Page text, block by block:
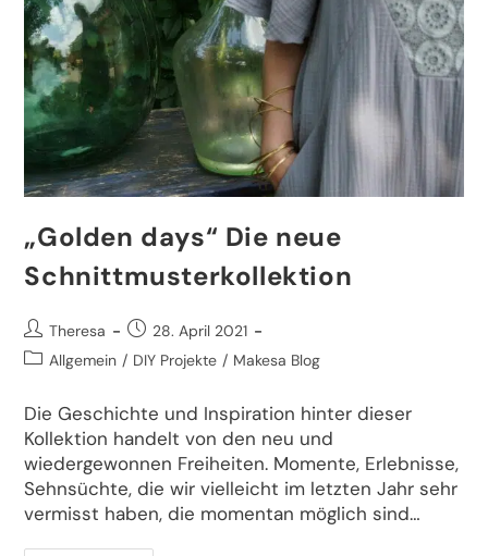
„Golden days“ Die neue
Schnittmusterkollektion
Theresa
28. April 2021
Allgemein / DIY Projekte / Makesa Blog
Die Geschichte und Inspiration hinter dieser
Kollektion handelt von den neu und
wiedergewonnen Freiheiten. Momente, Erlebnisse,
Sehnsüchte, die wir vielleicht im letzten Jahr sehr
vermisst haben, die momentan möglich sind…